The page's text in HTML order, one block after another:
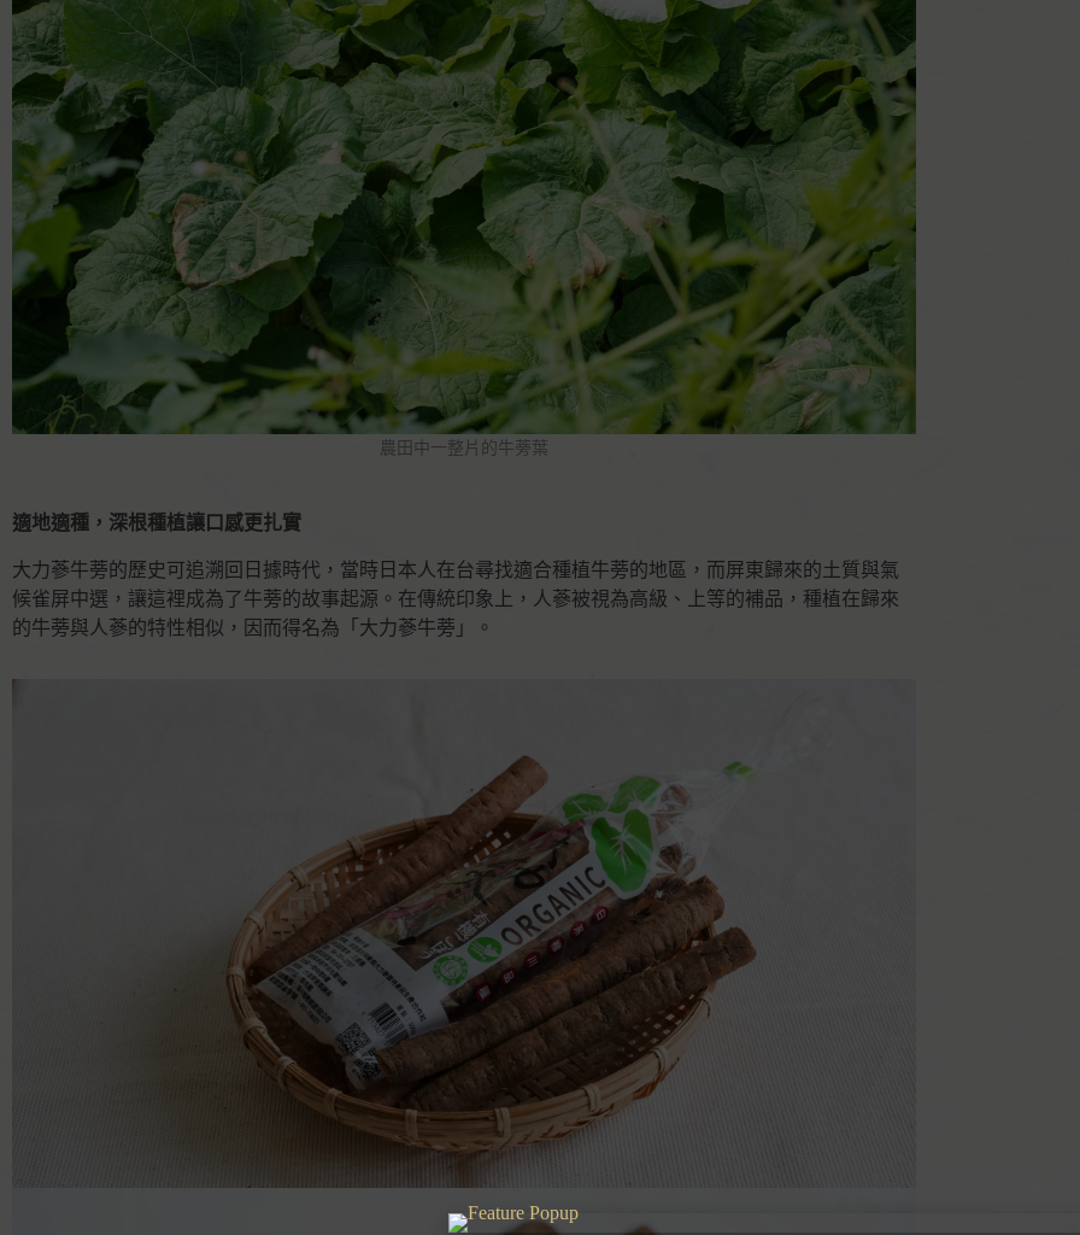
農田中一整片的牛蒡葉
適地適種，深根種植讓口感更扎實
大力蔘牛蒡的歷史可追溯回日據時代，當時日本人在台尋找適合種植牛蒡的地區，而屏東歸來的土質與氣
候雀屏中選，讓這裡成為了牛蒡的故事起源。在傳統印象上，人蔘被視為高級、上等的補品，種植在歸來
的牛蒡與人蔘的特性相似，因而得名為「大力蔘牛蒡」。